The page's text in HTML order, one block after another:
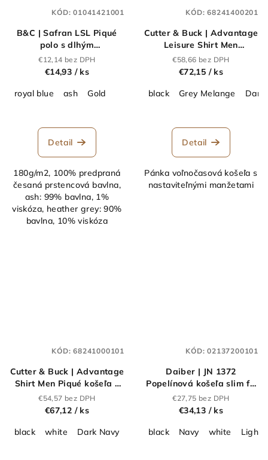
B&C | Safran LSL Piqué
polo s dlhým
rukávom_01.0414
€12,14 bez DPH
€14,93 / ks
royal blue
ash Gold
Detail
180g/m2, 100% predpraná
česaná prstencová bavlna,
ash: 99% bavlna, 1%
viskóza, heather grey: 90%
bavlna, 10% viskóza
KÓD:01041421001
Cutter & Buck | Advantage
Leisure Shirt Men
Voľnočasová
košeľa_68.2414
€58,66 bez DPH
€72,15 / ks
black
Grey Melange Dark
Detail
Pánka voľnočasová košeľa s
nastaviteľnými manžetami
KÓD:68241400201
Cutter & Buck | Advantage
Shirt Men Piqué košeľa s
dlhým rukávom_68.2410
€54,57 bez DPH
€67,12 / ks
black
white Dark Navy anthracite melange
KÓD:68241000101
Daiber | JN 1372
Popelínová košeľa slim fit
s dlhým rukávom_02.1372
€27,75 bez DPH
€34,13 / ks
black
Navy white Light
KÓD:02137200101